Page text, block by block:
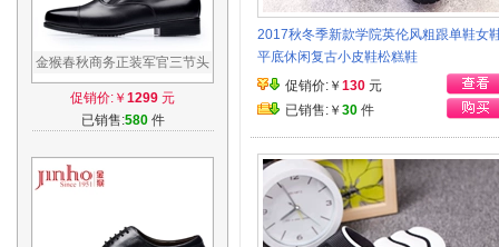
金猴春秋商务正装军官三节头
军鞋牛皮透气校尉三接头士官
皮鞋
促销价:￥ 1299 元
已销售:580件
2017秋冬季新款学院英伦风粗跟单鞋女
平底休闲复古小皮鞋松糕鞋
促销价:￥ 130 元
已销售:￥ 30 件